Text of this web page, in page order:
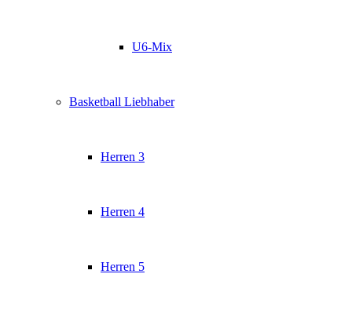
U6-Mix
Basketball Liebhaber
Herren 3
Herren 4
Herren 5